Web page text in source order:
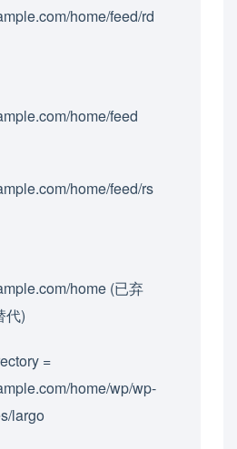
home/feed/rd
home/feed
home/feed/rs
home (已弃
代)
=
home/wp/wp-
largo